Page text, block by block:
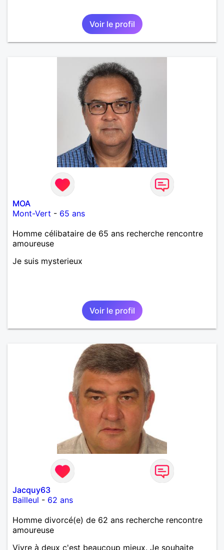
Voir le profil
MOA
Mont-Vert - 65 ans
Homme célibataire de 65 ans recherche rencontre
amoureuse
Je suis mysterieux
Voir le profil
Jacquy63
Bailleul - 62 ans
Homme divorcé(e) de 62 ans recherche rencontre
amoureuse
Vivre à deux c'est beaucoup mieux. Je souhaite